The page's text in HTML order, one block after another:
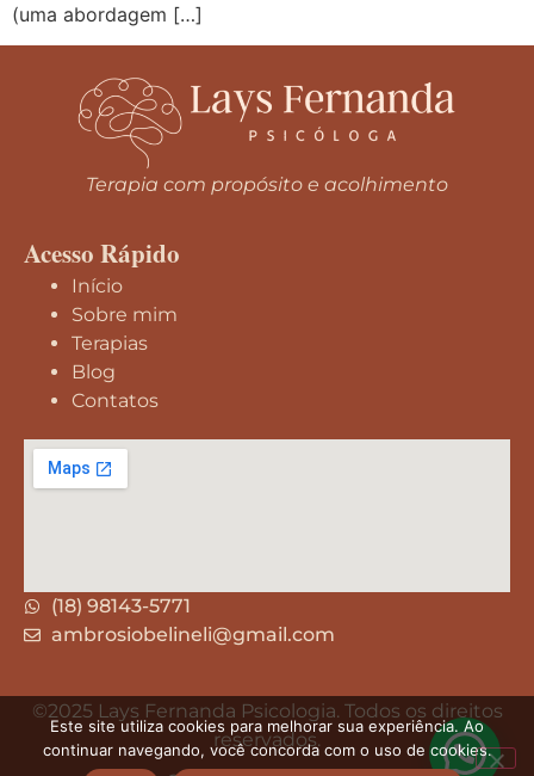
(uma abordagem […]
Terapia com propósito e acolhimento
Acesso Rápido
Início
Sobre mim
Terapias
Blog
Contatos
(18) 98143-5771
ambrosiobelineli@gmail.com
©2025 Lays Fernanda Psicologia. Todos os direitos
reservados.
Este site utiliza cookies para melhorar sua experiência. Ao
continuar navegando, você concorda com o uso de cookies.